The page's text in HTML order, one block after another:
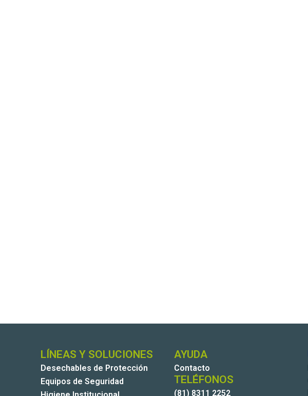
LÍNEAS Y SOLUCIONES
Desechables de Protección
Equipos de Seguridad
AYUDA
Contacto
TELÉFONOS
(81) 8311 2252